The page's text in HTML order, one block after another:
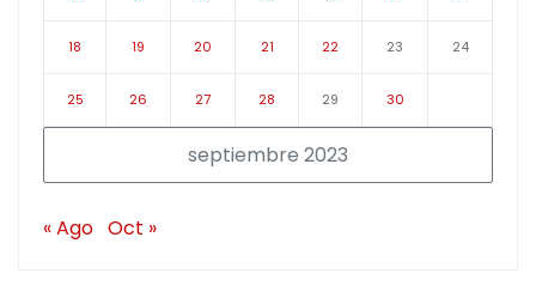
septiembre 2023
18 19 20 21 22 23 24
25 26 27 28 29 30
« Ago Oct »